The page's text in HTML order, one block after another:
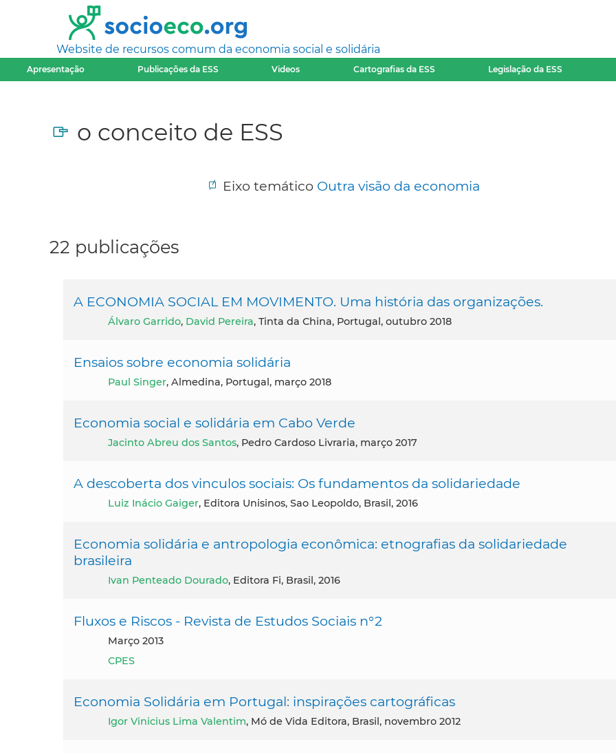
Website de recursos comum da economia social e solidária
Apresentação Publicações da ESS Videos Cartografias da ESS Legislação da ESS
o conceito de ESS
Eixo temático Outra visão da economia
22 publicações
A ECONOMIA SOCIAL EM MOVIMENTO. Uma história das organizações.
Álvaro Garrido, David Pereira, Tinta da China, Portugal, outubro 2018
Ensaios sobre economia solidária
Paul Singer, Almedina, Portugal, março 2018
Economia social e solidária em Cabo Verde
Jacinto Abreu dos Santos, Pedro Cardoso Livraria, março 2017
A descoberta dos vinculos sociais: Os fundamentos da solidariedade
Luiz Inácio Gaiger, Editora Unisinos, Sao Leopoldo, Brasil, 2016
Economia solidária e antropologia econômica: etnografias da solidariedade
brasileira
Ivan Penteado Dourado, Editora Fi, Brasil, 2016
Fluxos e Riscos - Revista de Estudos Sociais n°2
março 2013
CPES
Economia Solidária em Portugal: inspirações cartográficas
Igor Vinicius Lima Valentim, Mó de Vida Editora, Brasil, novembro 2012